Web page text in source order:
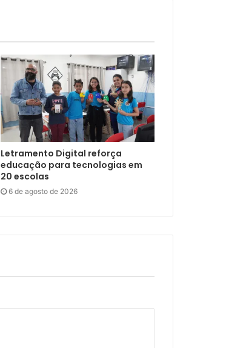
Letramento Digital reforça
educação para tecnologias em
20 escolas
6 de agosto de 2026